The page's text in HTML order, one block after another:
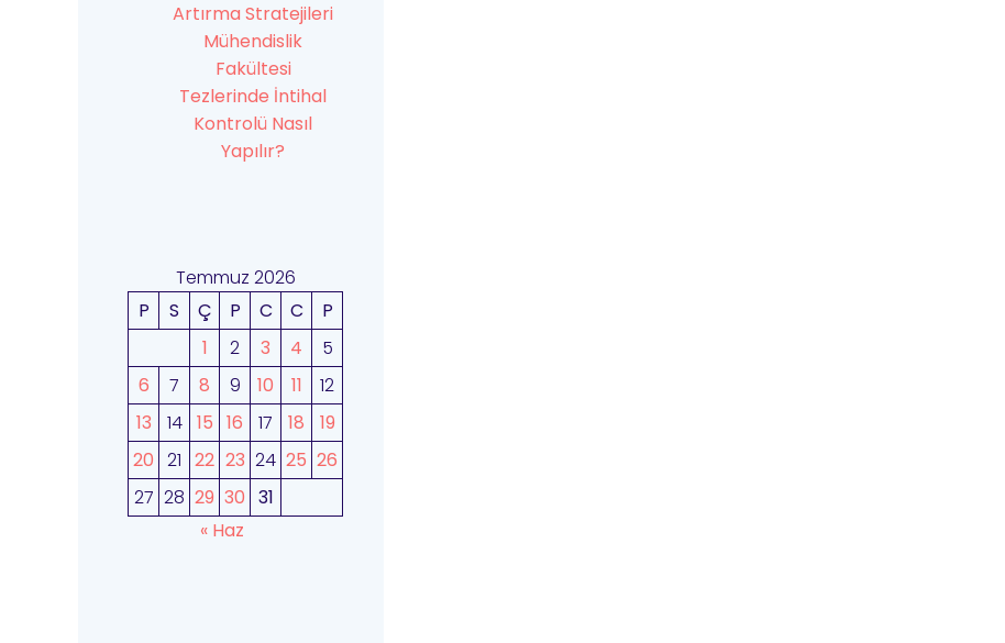
Artırma Stratejileri
Mühendislik
Fakültesi
Tezlerinde İntihal
Kontrolü Nasıl
Yapılır?
Temmuz 2026
P
S Ç P C C
P
1
2 3 4
5
6
7 8 9 10 11
12
13
14 15 16 17 18
19
20 21 22 23 24 25 26
27 28 29 30 31
« Haz